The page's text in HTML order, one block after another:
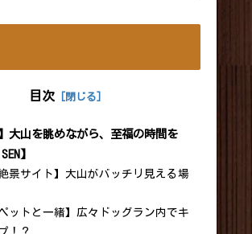
目次
】大山を眺めながら、至福の時間を
】
絶景サイト】大山がバッチリ見える場
ペットと一緒】広々ドッグラン内でキ
！？